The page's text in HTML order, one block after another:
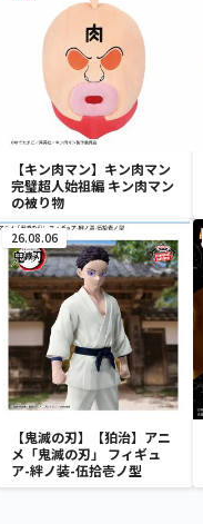
【キン肉マン】キン肉マン
完璧超人始祖編 キン肉マン
の被り物
26.08.06
【鬼滅の刃】【狛治】アニ
メ「鬼滅の刃」 フィギュ
ア-絆ノ装-伍拾壱ノ型